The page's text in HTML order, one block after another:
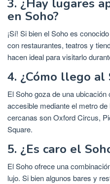
3. ¿Hay lugares
en Soho?
¡Sí! Si bien el Soho es
con restaurantes, teatros y
hacen ideal para visitarlo
4. ¿Cómo llego al
El Soho goza de una
accesible mediante el metro
cercanas son Oxford Circus,
Square.
5. ¿Es caro el
El Soho ofrece una
lujo. Si bien algunos bares y